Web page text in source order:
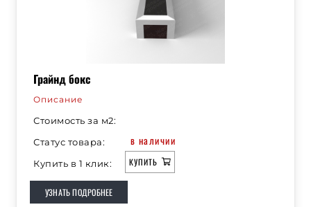
Грайнд бокс
Описание
Стоимость за м2:
Статус товара:
в наличии
Купить в 1 клик: КУПИТЬ
УЗНАТЬ ПОДРОБНЕЕ